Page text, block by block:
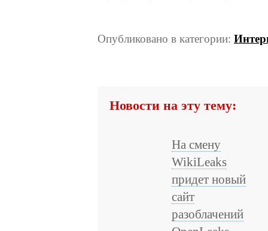
Опубликовано в категории:
Новости на эту тему:
На смену
WikiLeaks
придет новый
сайт
разоблачений